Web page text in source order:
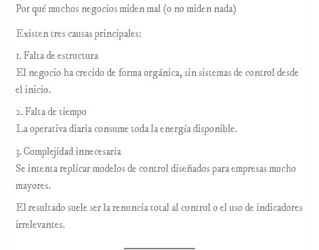
Por qué muchos negocios miden mal (o no miden nada)
Existen tres causas principales:
1. Falta de estructura
El negocio ha crecido de forma orgánica, sin sistemas de control desde
el inicio.
2. Falta de tiempo
La operativa diaria consume toda la energía disponible.
3. Complejidad innecesaria
Se intenta replicar modelos de control diseñados para empresas mucho
mayores.
El resultado suele ser la renuncia total al control o el uso de indicadores
irrelevantes.